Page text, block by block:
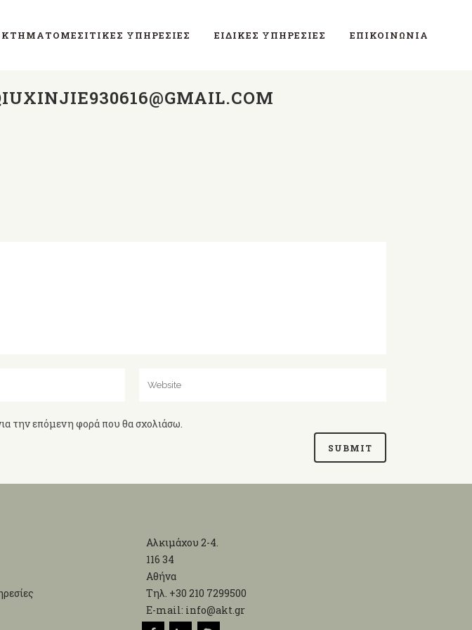
ΚΤΗΜΑΤΟΜΕΣΙΤΙΚΈΣ ΥΠΗΡΕΣΊΕΣ ΕΙΔΙΚΈΣ ΥΠΗΡΕΣΊΕΣ ΕΠΙΚΟΙΝΩΝΊΑ
την επόμενη φορά που θα σχολιάσω.
Αλκιμάχου 2-4.
116 34
Αθήνα
Τηλ. +30 210 7299500
Ε-mail: info@akt.gr